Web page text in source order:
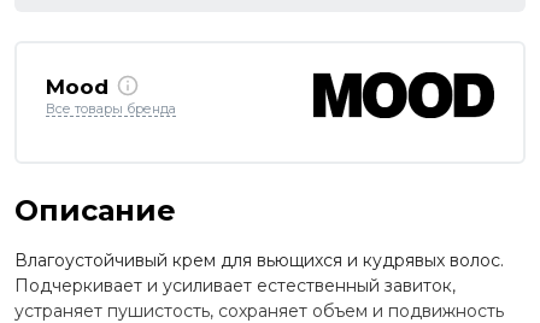
Mood
Все товары бренда
Описание
Влагоустойчивый крем для вьющихся и кудрявых волос.
Подчеркивает и усиливает естественный завиток,
устраняет пушистость, сохраняет объем и подвижность